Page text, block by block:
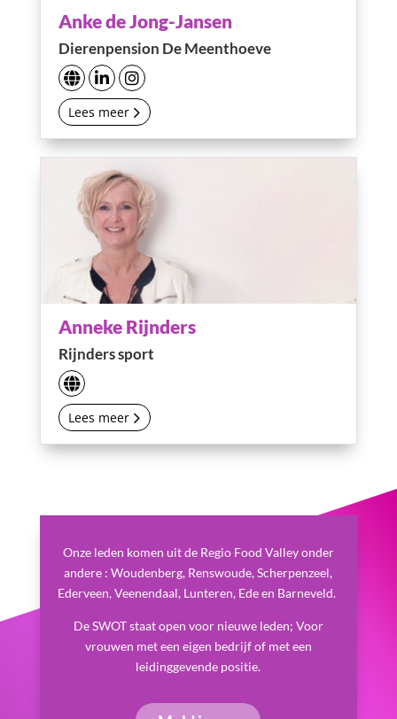
Anke de Jong-Jansen
Dierenpension De Meenthoeve
Lees meer
Anneke Rijnders
Rijnders sport
Lees meer
Onze leden komen uit de Regio Food Valley onder
andere : Woudenberg, Renswoude, Scherpenzeel,
Ederveen, Veenendaal, Lunteren, Ede en Barneveld.
De SWOT staat open voor nieuwe leden; Voor
vrouwen met een eigen bedrijf of met een
leidinggevende positie.